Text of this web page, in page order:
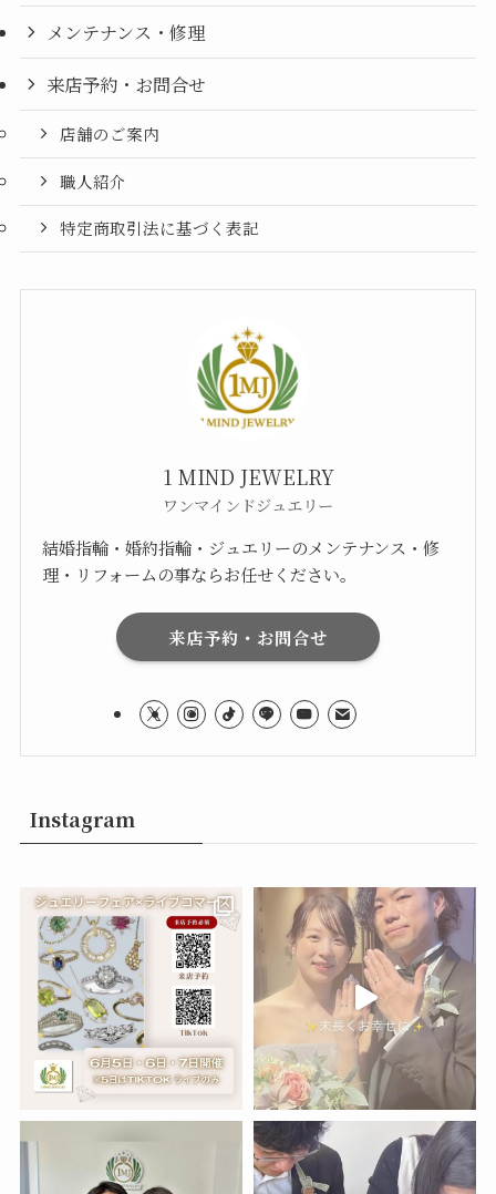
メンテナンス・修理
来店予約・お問合せ
店舗のご案内
職人紹介
特定商取引法に基づく表記
1 MIND JEWELRY
ワンマインドジュエリー
結婚指輪・婚約指輪・ジュエリーのメンテナンス・修
理・リフォームの事ならお任せください。
来店予約・お問合せ
Instagram